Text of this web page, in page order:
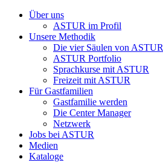
Über uns
ASTUR im Profil
Unsere Methodik
Die vier Säulen von ASTUR
ASTUR Portfolio
Sprachkurse mit ASTUR
Freizeit mit ASTUR
Für Gastfamilien
Gastfamilie werden
Die Center Manager
Netzwerk
Jobs bei ASTUR
Medien
Kataloge